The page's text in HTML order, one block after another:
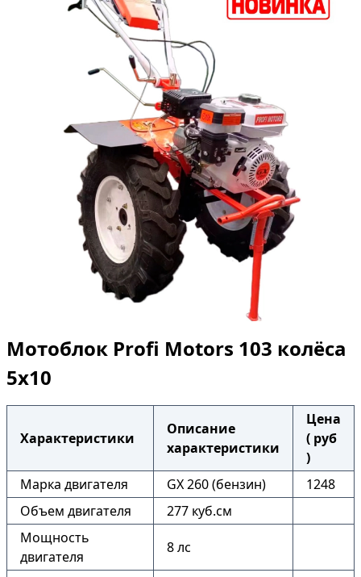
Мотоблок Profi Motors 103 колёса
5х10
Характеристики
Описание
характеристики
Цена
( руб
)
Марка двигателя
GX 260 (бензин)
1248
Объем двигателя
277 куб.см
Мощность
двигателя
8 лс